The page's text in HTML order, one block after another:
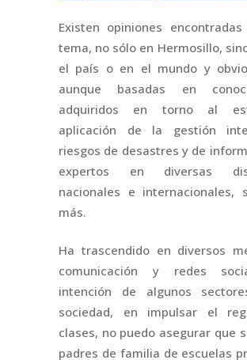
Existen opiniones
tema, no sólo en Hermosillo,
el país o en el mundo y
aunque basadas en
adquiridos en torno al
aplicación de la gestión
riesgos de desastres y de
expertos en diversas
nacionales e internacionales,
más.
Ha trascendido en diversos
comunicación y redes
intención de algunos
sociedad, en impulsar el
clases, no puedo asegurar que
padres de familia de escuelas